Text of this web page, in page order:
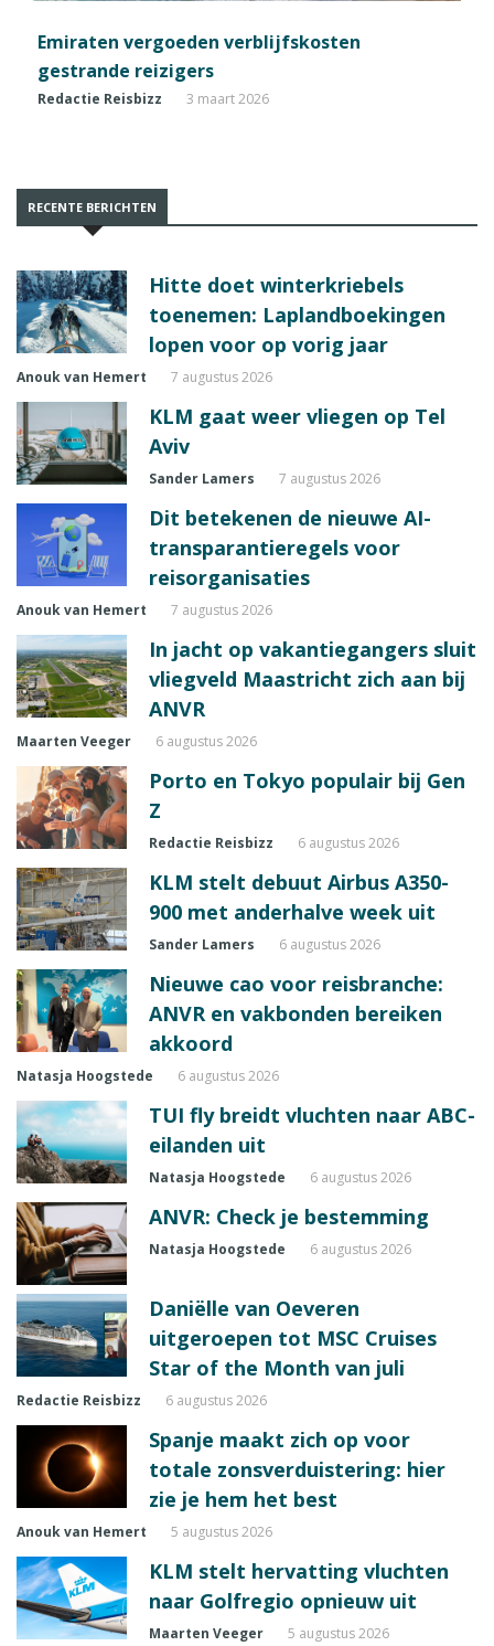
Emiraten vergoeden verblijfskosten
gestrande reizigers
Redactie Reisbizz 3 maart 2026
RECENTE BERICHTEN
Hitte doet winterkriebels
toenemen: Laplandboekingen
lopen voor op vorig jaar
Anouk van Hemert 7 augustus 2026
KLM gaat weer vliegen op Tel
Aviv
Sander Lamers 7 augustus 2026
Dit betekenen de nieuwe AI-
transparantieregels voor
reisorganisaties
Anouk van Hemert 7 augustus 2026
In jacht op vakantiegangers sluit
vliegveld Maastricht zich aan bij
ANVR
Maarten Veeger 6 augustus 2026
Porto en Tokyo populair bij Gen
Z
Redactie Reisbizz 6 augustus 2026
KLM stelt debuut Airbus A350-
900 met anderhalve week uit
Sander Lamers 6 augustus 2026
Nieuwe cao voor reisbranche:
ANVR en vakbonden bereiken
akkoord
Natasja Hoogstede 6 augustus 2026
TUI fly breidt vluchten naar ABC-
eilanden uit
Natasja Hoogstede 6 augustus 2026
ANVR: Check je bestemming
Natasja Hoogstede 6 augustus 2026
Daniëlle van Oeveren
uitgeroepen tot MSC Cruises
Star of the Month van juli
Redactie Reisbizz 6 augustus 2026
Spanje maakt zich op voor
totale zonsverduistering: hier
zie je hem het best
Anouk van Hemert 5 augustus 2026
KLM stelt hervatting vluchten
naar Golfregio opnieuw uit
Maarten Veeger 5 augustus 2026